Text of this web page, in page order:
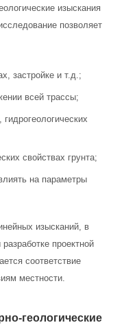
изыскания
позволяет
застройке и т.д.;
всей трассы;
свойствах грунта;
на параметры
изысканий, в
проектной
соответствие
местности.
геологические